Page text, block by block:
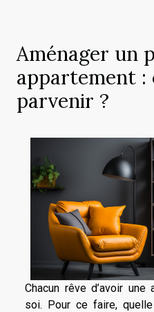
Aménager un
appartement :
parvenir ?
Chacun rêve d’avoir
soi. Pour ce faire,